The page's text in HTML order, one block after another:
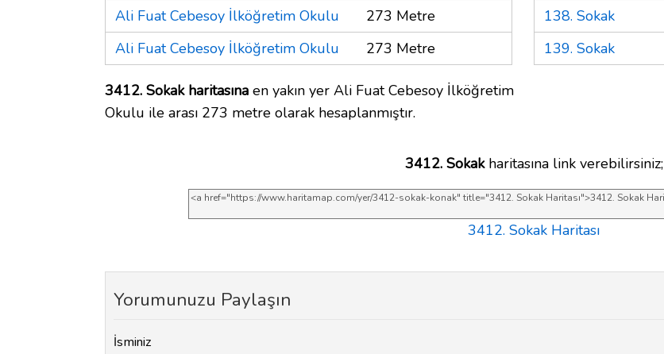
Ali Fuat Cebesoy İlköğretim Okulu
273 Metre
Ali Fuat Cebesoy İlköğretim Okulu
273 Metre
3412. Sokak haritasına en yakın yer Ali Fuat Cebesoy İlköğretim
Okulu ile arası 273 metre olarak hesaplanmıştır.
138. Sokak
139. Sokak
3412. Sokakharitasına link verebilirsiniz;
3412. Sokak Haritası
Yorumunuzu Paylaşın
İsminiz